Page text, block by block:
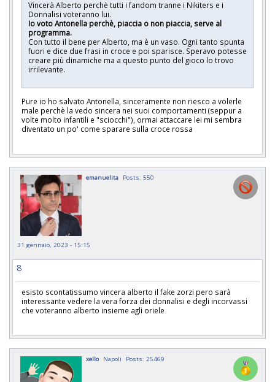
Vincerà Alberto perchè tutti i fandom tranne i Nikiters e i
Donnalisi voteranno lui.
Io voto Antonella perchè, piaccia o non piaccia, serve al
programma.
Con tutto il bene per Alberto, ma è un vaso. Ogni tanto spunta
fuori e dice due frasi in croce e poi sparisce. Speravo potesse
creare più dinamiche ma a questo punto del gioco lo trovo
irrilevante.
Pure io ho salvato Antonella, sinceramente non riesco a volerle
male perchè la vedo sincera nei suoi comportamenti (seppur a
volte molto infantili e "sciocchi"), ormai attaccare lei mi sembra
diventato un po' come sparare sulla croce rossa
emanuelita Posts: 550
31 gennaio, 2023 - 15:15
8
esisto scontatissumo vincera alberto il fake zorzi pero sarà
interessante vedere la vera forza dei donnalisi e degli incorvassi
che voteranno alberto insieme agli oriele
xello Napoli Posts: 25469